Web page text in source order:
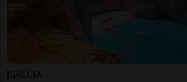
GRECIA